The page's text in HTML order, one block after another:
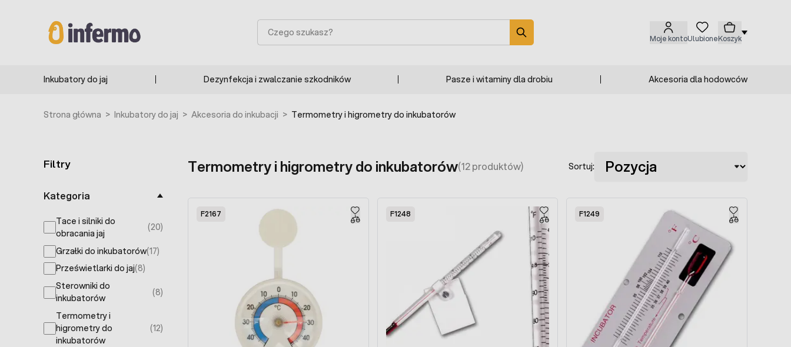
Moje kontoUlubioneKoszyk
Szukaj
Inkubatory do jaj Dezynfekcja i zwalczanie szkodników Pasze i witaminy dla drobiu Akcesoria dla hodowców
Strona główna > Inkubatory do jaj > Akcesoria do inkubacji > Termometry i higrometry do inkubatorów
Filtry
Kategoria
Tace i silniki do
obracania jaj
(20)
products available
Grzałki do inkubatorów(17)
products available
Prześwietlarki do jaj(8)
products available
Sterowniki do
inkubatorów
(8)
products available
Termometry i
higrometry do
inkubatorów
(12)
products available
Termometry i higrometry do inkubatorów(12 produktów) Sortuj:
F2167 F1248 F1249